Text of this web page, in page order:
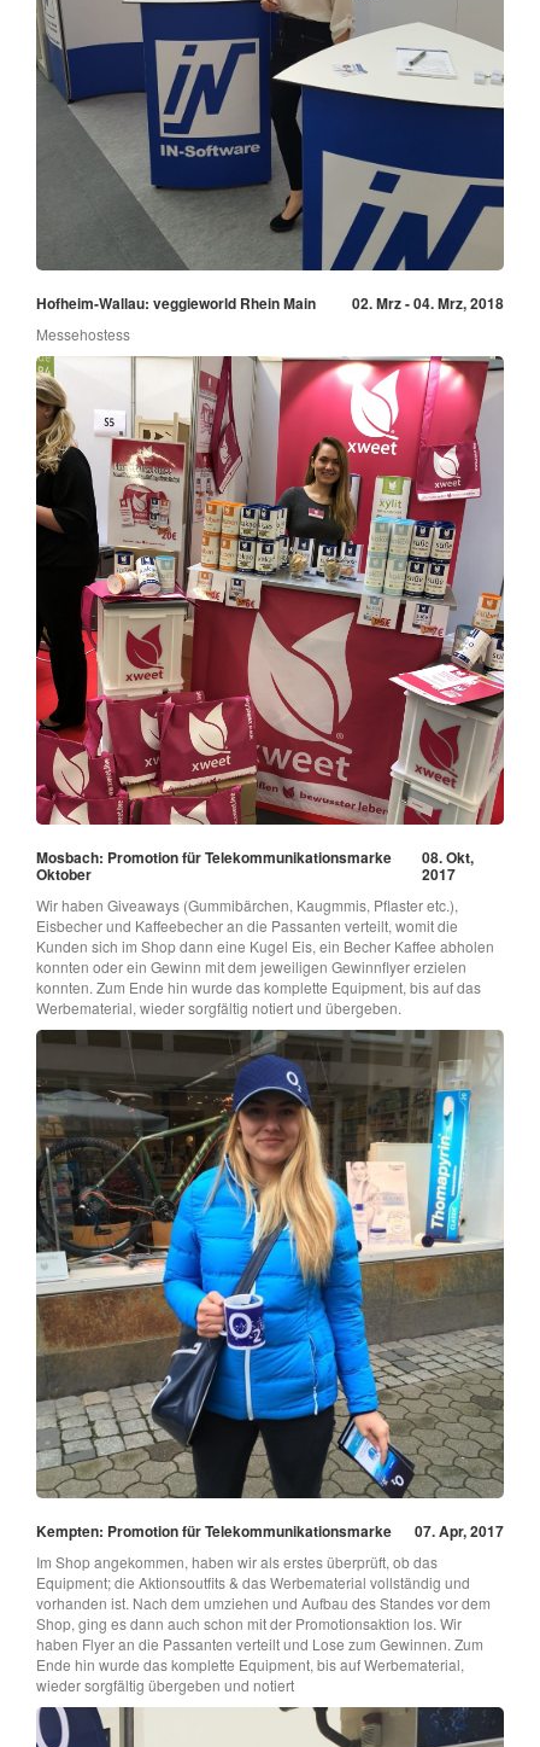
Hofheim-Wallau: veggieworld Rhein Main 02. Mrz - 04. Mrz, 2018
Messehostess
Mosbach: Promotion für Telekommunikationsmarke
Oktober
08. Okt,
2017
Wir haben Giveaways (Gummibärchen, Kaugmmis, Pflaster etc.),
Eisbecher und Kaffeebecher an die Passanten verteilt, womit die
Kunden sich im Shop dann eine Kugel Eis, ein Becher Kaffee abholen
konnten oder ein Gewinn mit dem jeweiligen Gewinnflyer erzielen
konnten. Zum Ende hin wurde das komplette Equipment, bis auf das
Werbematerial, wieder sorgfältig notiert und übergeben.
Kempten: Promotion für Telekommunikationsmarke 07. Apr, 2017
Im Shop angekommen, haben wir als erstes überprüft, ob das
Equipment; die Aktionsoutfits & das Werbematerial vollständig und
vorhanden ist. Nach dem umziehen und Aufbau des Standes vor dem
Shop, ging es dann auch schon mit der Promotionsaktion los. Wir
haben Flyer an die Passanten verteilt und Lose zum Gewinnen. Zum
Ende hin wurde das komplette Equipment, bis auf Werbematerial,
wieder sorgfältig übergeben und notiert